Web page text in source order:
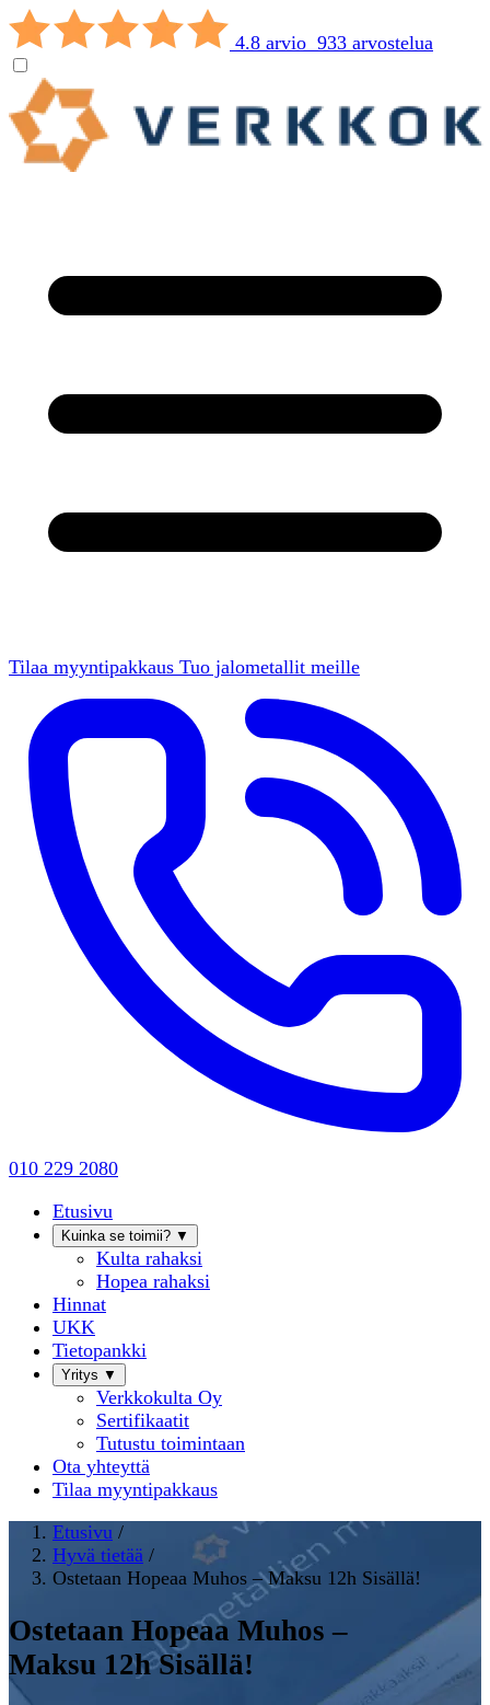
4.8 arvio 933 arvostelua
Tilaa myyntipakkaus Tuo jalometallit meille
010 229 2080
Etusivu
Kuinka se toimii? ▼
Kulta rahaksi
Hopea rahaksi
Hinnat
UKK
Tietopankki
Yritys ▼
Verkkokulta Oy
Sertifikaatit
Tutustu toimintaan
Ota yhteyttä
Tilaa myyntipakkaus
Etusivu /
Hyvä tietää /
Ostetaan Hopeaa Muhos – Maksu 12h Sisällä!
Ostetaan Hopeaa Muhos –
Maksu 12h Sisällä!